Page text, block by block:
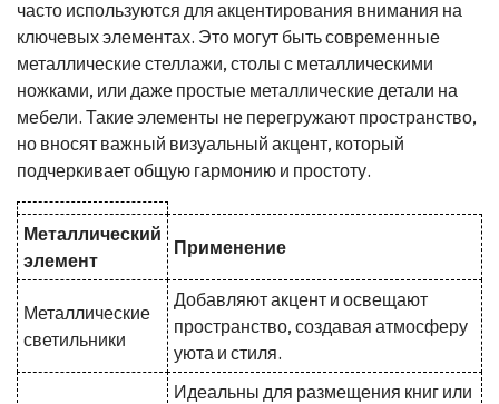
часто используются для акцентирования внимания на
ключевых элементах. Это могут быть современные
металлические стеллажи, столы с металлическими
ножками, или даже простые металлические детали на
мебели. Такие элементы не перегружают пространство,
но вносят важный визуальный акцент, который
подчеркивает общую гармонию и простоту.
Металлический
элемент
Применение
Металлические
светильники
Добавляют акцент и освещают
пространство, создавая атмосферу
уюта и стиля.
Идеальны для размещения книг или